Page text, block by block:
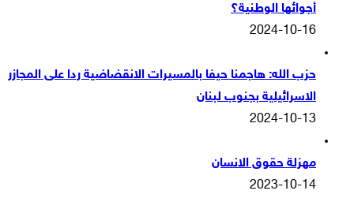
أجوائها الوطنية؟
2024-10-16
حزب الله: هاجمنا حيفا بالمسيرات الانقضاضية ردا على المجازر
الاسرائيلية بجنوب لبنان
2024-10-13
مهزلة حقوق الانسان
2023-10-14